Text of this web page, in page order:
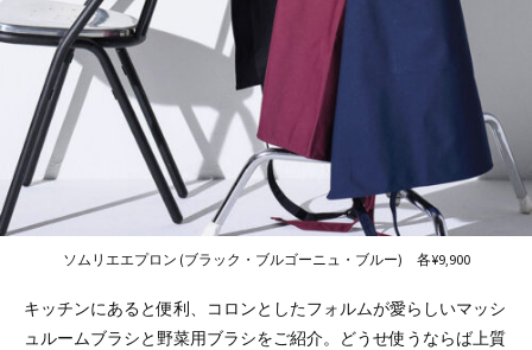
ソムリエエプロン (ブラック・ブルゴーニュ・ブルー) 各¥9,900
キッチンにあると便利、コロンとしたフォルムが愛らしいマッシ
ュルームブラシと野菜用ブラシをご紹介。どうせ使うならば上質